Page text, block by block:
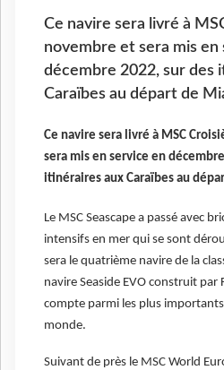
Ce navire sera livré à
novembre et sera mis en
décembre 2022, sur des
Caraïbes au départ de
Ce navire sera livré à MSC
sera mis en service en
itinéraires aux Caraïbes au
Le MSC Seascape a passé avec
intensifs en mer qui se sont
sera le quatrième navire de la
navire Seaside EVO construit
compte parmi les plus
monde.
Suivant de près le MSC World